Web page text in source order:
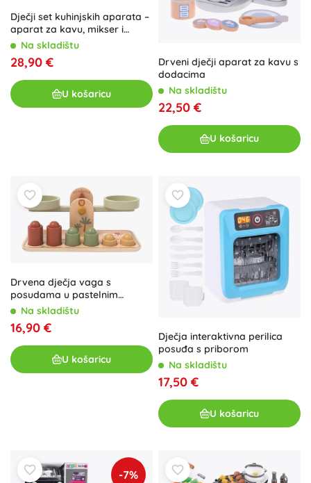
Dječji set kuhinjskih aparata –
aparat za kavu, mikser i
sokovnik
Na skladištu
28,90 €
U košaricu
Drveni dječji aparat za kavu s
dodacima
Na skladištu
22,50 €
U košaricu
Drvena dječja vaga s
posudama u pastelnim
bojama inspirirana
Na skladištu
16,90 €
U košaricu
Dječja interaktivna perilica
posuđa s priborom
Na skladištu
17,50 €
U košaricu
-7%